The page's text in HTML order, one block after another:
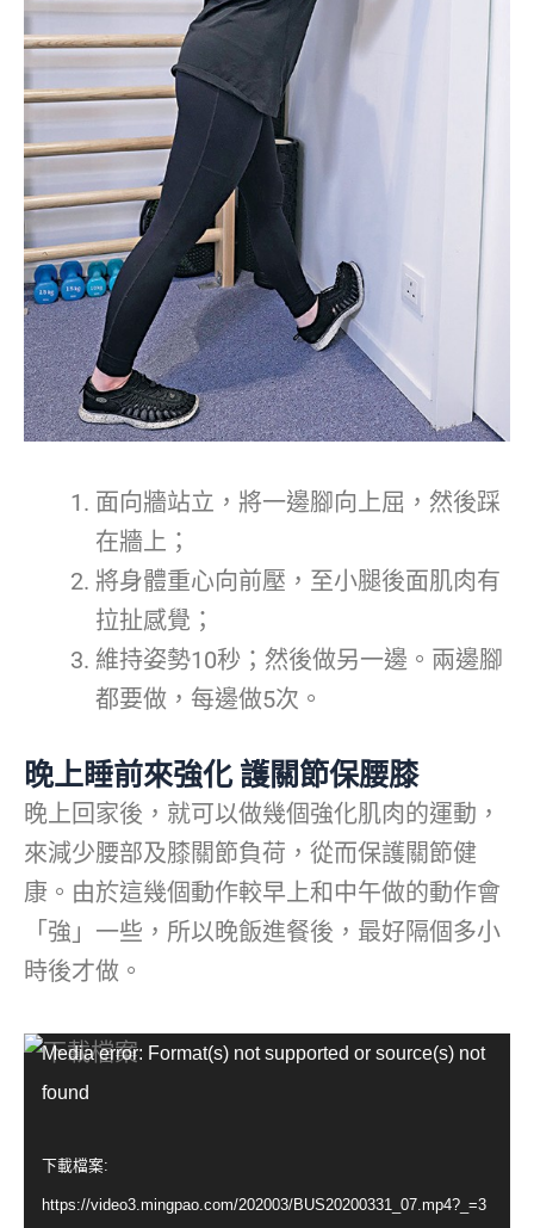
面向牆站立，將一邊腳向上屈，然後踩
在牆上；
將身體重心向前壓，至小腿後面肌肉有
拉扯感覺；
維持姿勢10秒；然後做另一邊。兩邊腳
都要做，每邊做5次。
晚上睡前來強化 護關節保腰膝
晚上回家後，就可以做幾個強化肌肉的運動，
來減少腰部及膝關節負荷，從而保護關節健
康。由於這幾個動作較早上和中午做的動作會
「強」一些，所以晚飯進餐後，最好隔個多小
時後才做。
視
訊
放
器
Media error: Format(s) not supported or source(s) not
found
下載檔案:
https://video3.mingpao.com/202003/BUS20200331_07.mp4?_=3